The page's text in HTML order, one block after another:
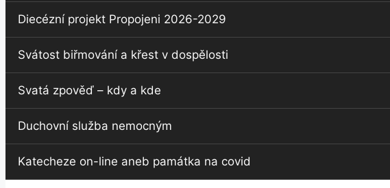
Diecézní projekt Propojeni 2026-2029
Svátost biřmování a křest v dospělosti
Svatá zpověď – kdy a kde
Duchovní služba nemocným
Katecheze on-line aneb památka na covid